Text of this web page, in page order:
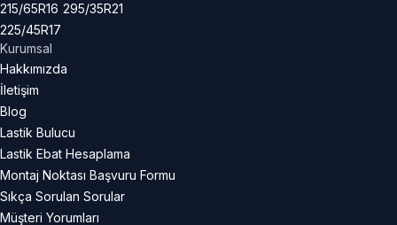
215/65R16
225/45R17
295/35R21
Kurumsal
Hakkımızda
İletişim
Blog
Lastik Bulucu
Lastik Ebat Hesaplama
Montaj Noktası Başvuru Formu
Sıkça Sorulan Sorular
Müşteri Yorumları